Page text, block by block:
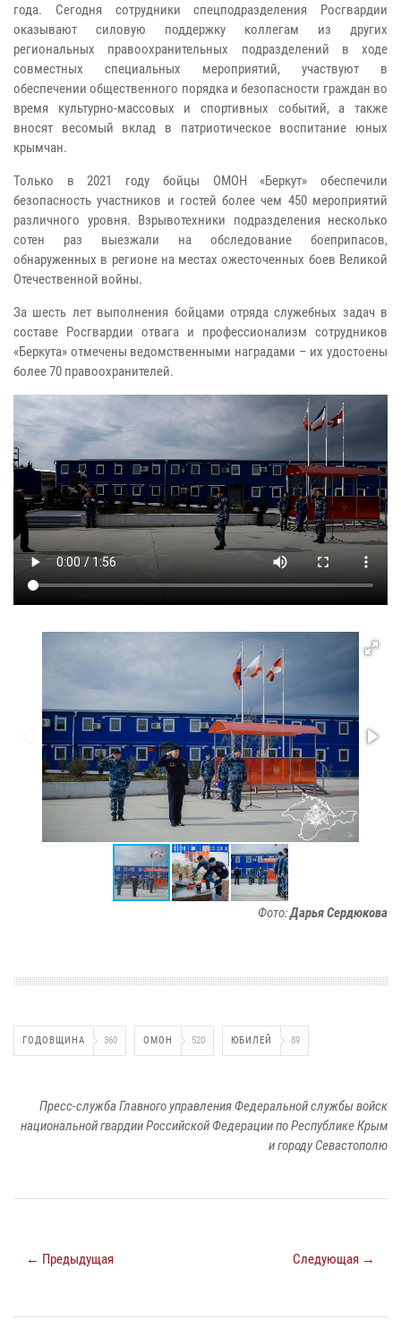
года. Сегодня сотрудники спецподразделения Росгвардии
оказывают силовую поддержку коллегам из других
региональных правоохранительных подразделений в ходе
совместных специальных мероприятий, участвуют в
обеспечении общественного порядка и безопасности граждан во
время культурно-массовых и спортивных событий, а также
вносят весомый вклад в патриотическое воспитание юных
крымчан.
Только в 2021 году бойцы ОМОН «Беркут» обеспечили
безопасность участников и гостей более чем 450 мероприятий
различного уровня. Взрывотехники подразделения несколько
сотен раз выезжали на обследование боеприпасов,
обнаруженных в регионе на местах ожесточенных боев Великой
Отечественной войны.
За шесть лет выполнения бойцами отряда служебных задач в
составе Росгвардии отвага и профессионализм сотрудников
«Беркута» отмечены ведомственными наградами – их удостоены
более 70 правоохранителей.
Фото:Дарья Сердюкова
ГОДОВЩИНА 360 ОМОН 520 ЮБИЛЕЙ 89
Пресс-служба Главного управления Федеральной службы войск
национальной гвардии Российской Федерации по Республике Крым
и городу Севастополю
← Предыдущая Следующая →